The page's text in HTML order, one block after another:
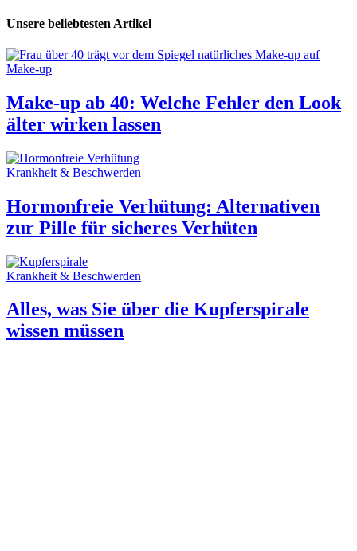
Unsere beliebtesten Artikel
Make-up
Make-up ab 40: Welche Fehler den Look
älter wirken lassen
Krankheit & Beschwerden
Hormonfreie Verhütung: Alternativen
zur Pille für sicheres Verhüten
Krankheit & Beschwerden
Alles, was Sie über die Kupferspirale
wissen müssen